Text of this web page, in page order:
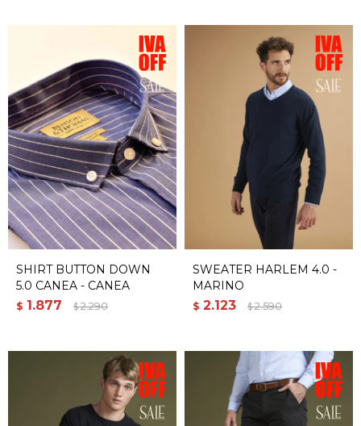
SHIRT BUTTON DOWN
5.0 CANEA - CANEA
$ 1.877 $ 2.290
SWEATER HARLEM 4.0 -
MARINO
$ 2.123 $ 2.590